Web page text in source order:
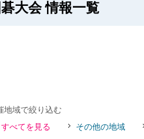
碁大会 情報一覧
地域で絞り込む
すべてを見る
その他の地域